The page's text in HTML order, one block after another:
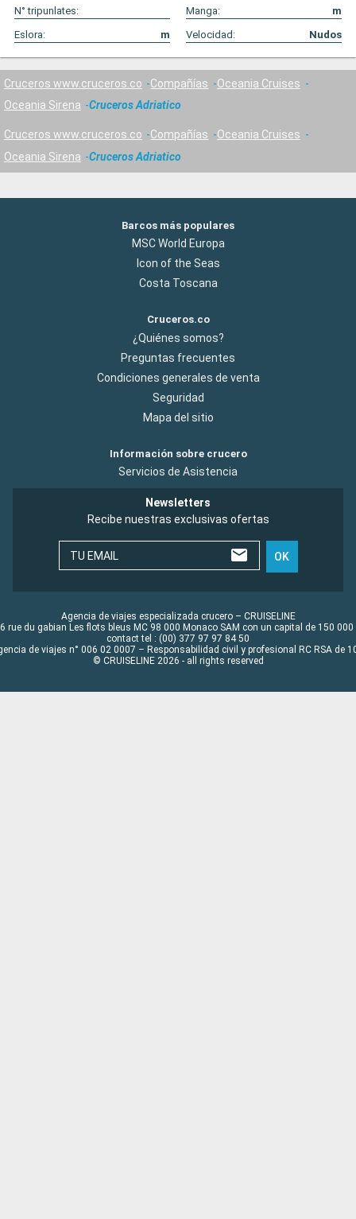
N° tripunlates:
Manga:
m
Eslora:
m Velocidad: Nudos
Cruceros www.cruceros.co Compañías
Oceania Cruises
Oceania Sirena
Cruceros Adriatico
Cruceros www.cruceros.co Compañías
Oceania Cruises
Oceania Sirena
Cruceros Adriatico
Barcos más populares
MSC World Europa
Icon of the Seas
Costa Toscana
Cruceros.co
¿Quiénes somos?
Preguntas frecuentes
Condiciones generales de venta
Seguridad
Mapa del sitio
Información sobre crucero
Servicios de Asistencia
Newsletters
Recibe nuestras exclusivas ofertas
TU EMAIL OK
Agencia de viajes especializada crucero – CRUISELINE
rue du gabian Les flots bleus MC 98 000 Monaco SAM con un capital de 150 000
contact tel : (00) 377 97 97 84 50
de viajes n° 006 02 0007 – Responsabilidad civil y profesional RC RSA de
© CRUISELINE 2026 - all rights reserved